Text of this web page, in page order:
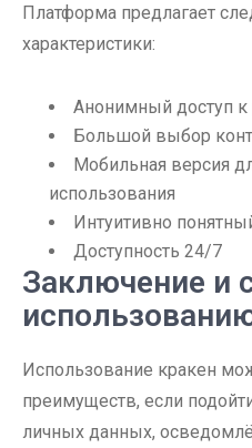
Платформа предлагает
характеристики:
Анонимный доступ к
Большой выбор
Мобильная версия
использования
Интуитивно
Доступность 24/7
Заключение и
Использование кракен
преимуществ, если
личных данных,